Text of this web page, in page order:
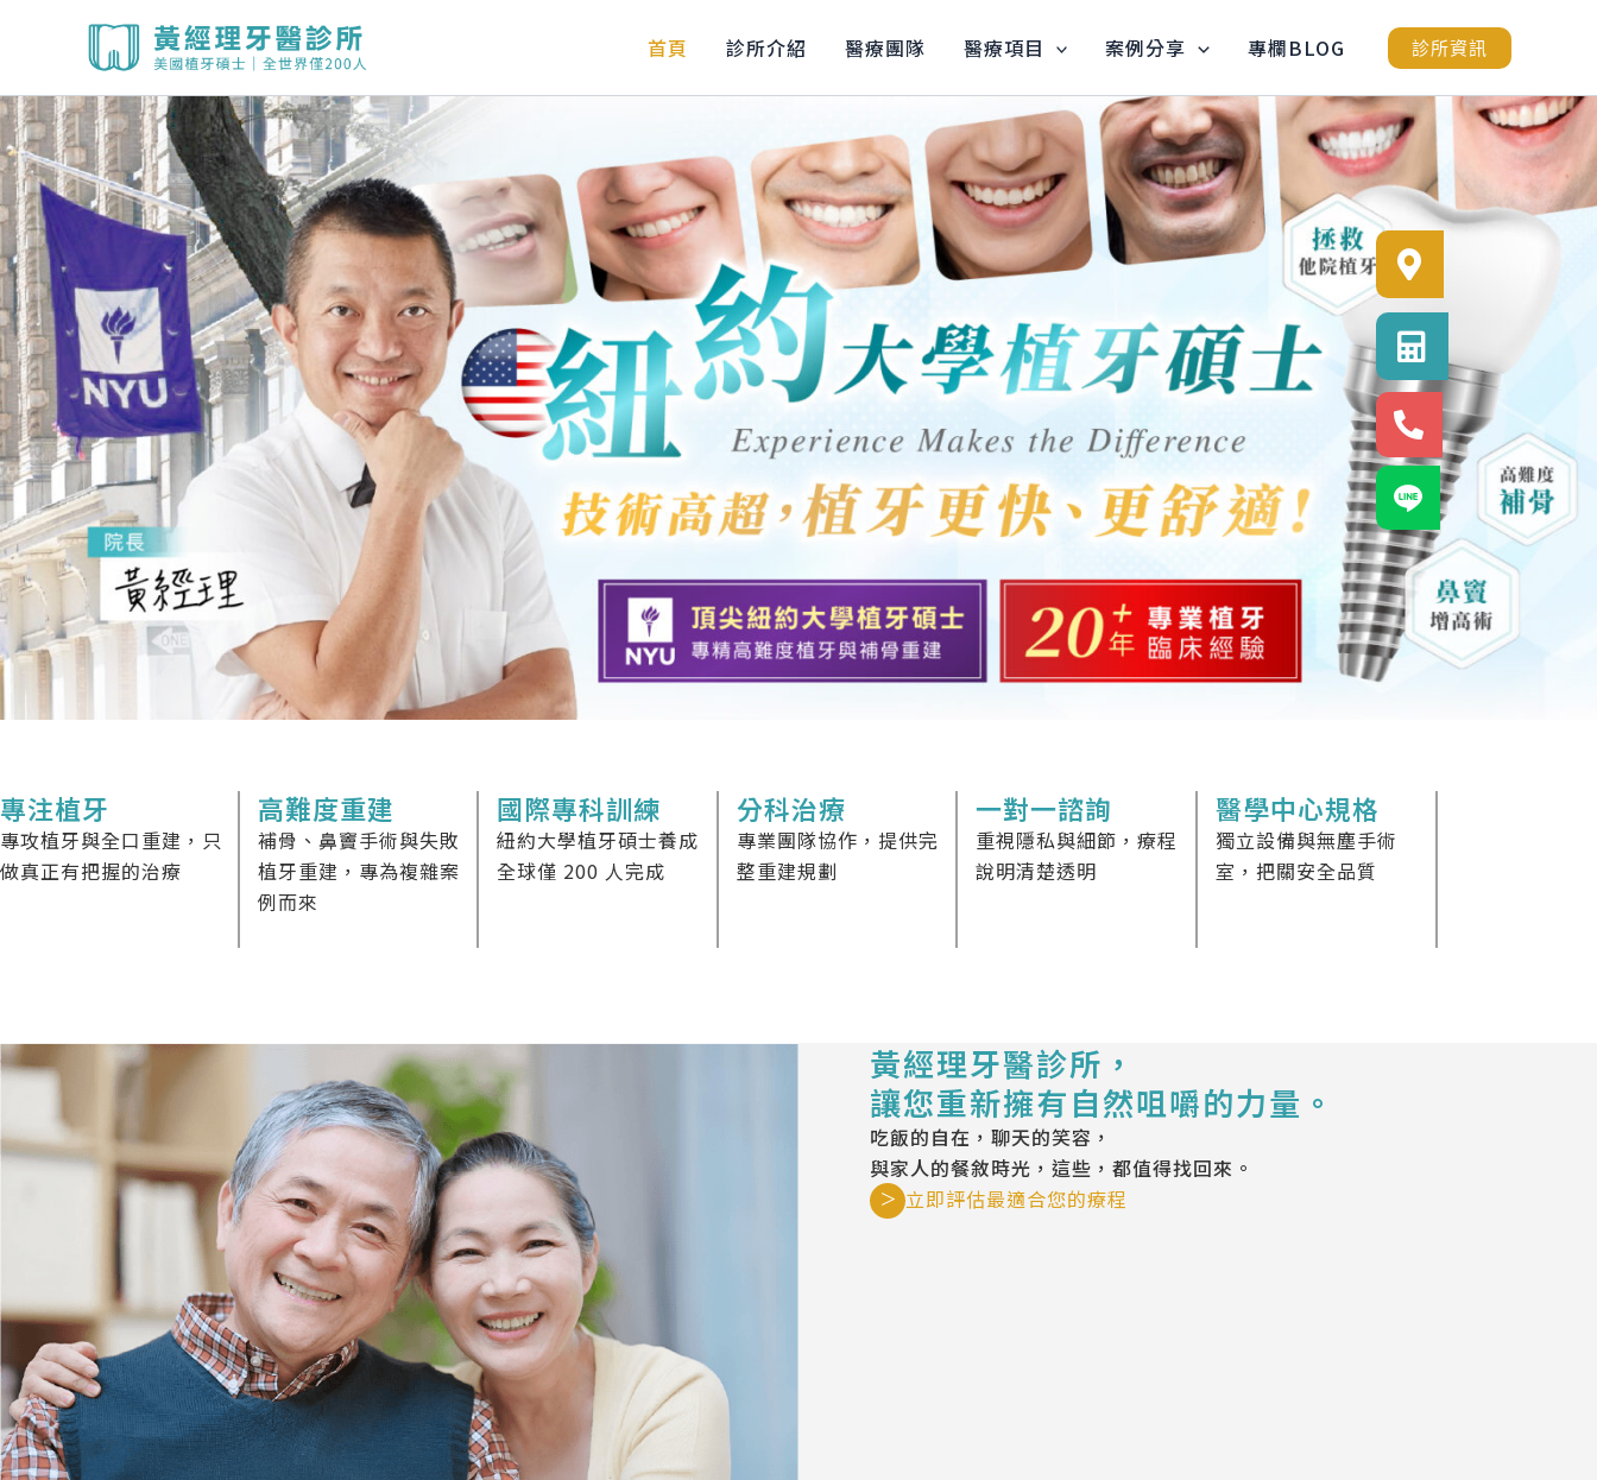
要
內
容
首頁 診所介紹 醫療團隊 醫療項目 案例分享 專欄BLOG 診所資訊
專注植牙
專攻植牙與全口重建，只
做真正有把握的治療
高難度重建
補骨、鼻竇手術與失敗
植牙重建，專為複雜案
例而來
國際專科訓練
紐約大學植牙碩士養成
全球僅 200 人完成
分科治療
專業團隊協作，提供完
整重建規劃
一對一諮詢
重視隱私與細節，療程
說明清楚透明
醫學中心規格
獨立設備與無塵手術
室，把關安全品質
黃經理牙醫診所，
讓您重新擁有自然咀嚼的力量。
吃飯的自在，聊天的笑容，
與家人的餐敘時光，這些，都值得找回來。
> 立即評估最適合您的療程
診所電話
診所位置
24小時專線
官方LINE@